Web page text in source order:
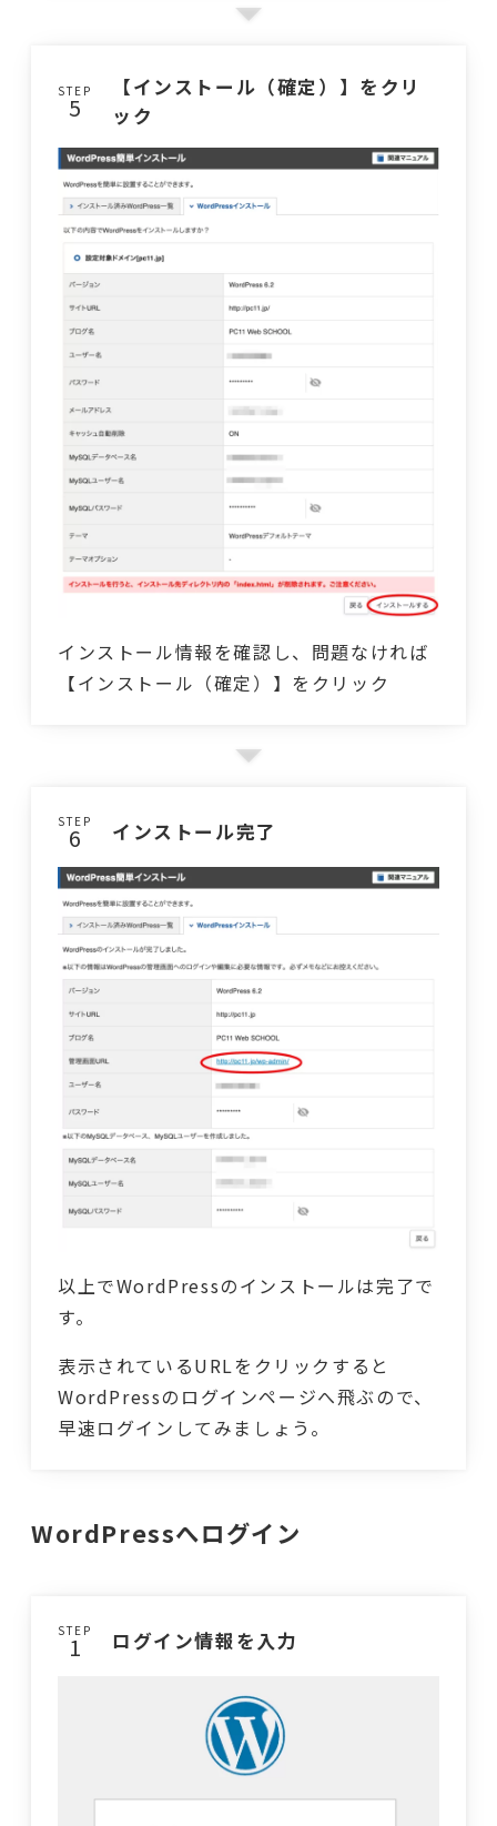
STEP
【インストール（確定）】をクリ
ック
インストール情報を確認し、問題なければ
【インストール（確定）】をクリック
STEP インストール完了
以上でWordPressのインストールは完了で
す。
表示されているURLをクリックすると
WordPressのログインページへ飛ぶので、
早速ログインしてみましょう。
WordPressへログイン
STEP ログイン情報を入力